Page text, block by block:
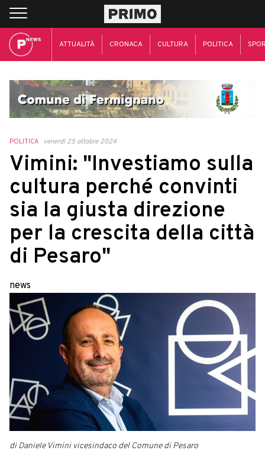
ATTUALITÀ CRONACA CULTURA POLITICA
POLITICA venerdì 25 ottobre 2024
Vimini: "Investiamo sulla
cultura perché convinti
sia la giusta direzione
per la crescita della città
di Pesaro"
news
di Daniele Vimini vicesindaco del Comune di Pesaro